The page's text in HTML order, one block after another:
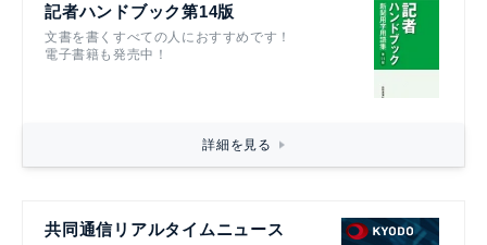
記者ハンドブック第14版
文書を書くすべての人におすすめです！
電子書籍も発売中！
詳細を見る
共同通信リアルタイムニュース